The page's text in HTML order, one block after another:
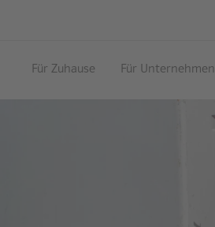
Für Zuhause Für Unternehmen